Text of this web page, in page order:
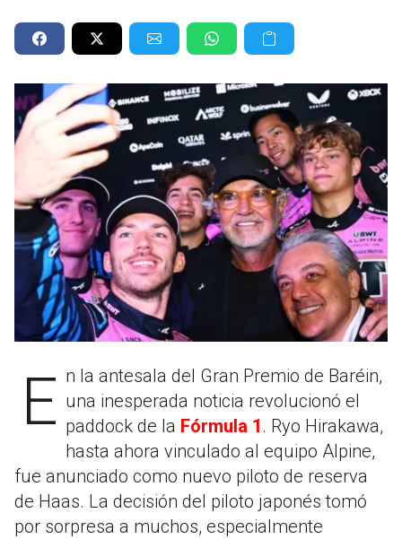
En la antesala del Gran Premio de Baréin, una inesperada noticia revolucionó el
paddock de la Fórmula 1 . Ryo Hirakawa,
hasta ahora vinculado al equipo Alpine,
fue anunciado como nuevo piloto de reserva
de Haas. La decisión del piloto japonés tomó
por sorpresa a muchos, especialmente